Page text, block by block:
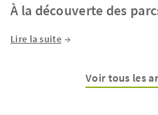
À la découverte des
Lire la suite
Voir tous les